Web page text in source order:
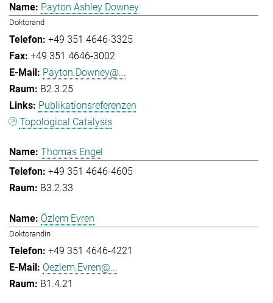
Payton Ashley Downey
Doktorand
+49 351 4646-3325
+49 351 4646-3002
Payton.Downey@...
B2.3.25
Publikationsreferenzen
Topological Catalysis
Thomas Engel
+49 351 4646-4605
B3.2.33
Özlem Evren
Doktorandin
+49 351 4646-4221
Oezlem.Evren@...
B1.4.21